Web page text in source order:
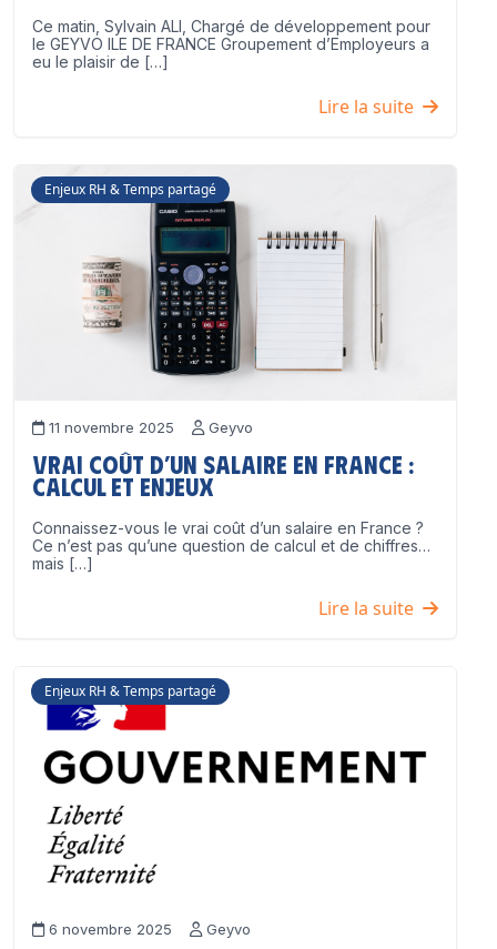
Ce matin, Sylvain ALI, Chargé de développement pour
le GEYVO ILE DE FRANCE Groupement d’Employeurs a
eu le plaisir de […]
Lire la suite
Enjeux RH & Temps partagé
11 novembre 2025 Geyvo
Vrai coût d’un salaire en France :
calcul et enjeux
Connaissez-vous le vrai coût d’un salaire en France ?
Ce n’est pas qu’une question de calcul et de chiffres…
mais […]
Lire la suite
Enjeux RH & Temps partagé
6 novembre 2025 Geyvo